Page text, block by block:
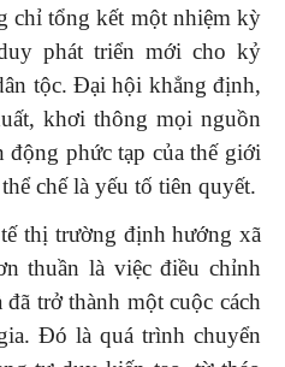
chỉ tổng kết một nhiệm kỳ
phát triển mới cho kỷ
tộc. Đại hội khẳng định,
khơi thông mọi nguồn
phức tạp của thế giới
chế là yếu tố tiên quyết.
thị trường định hướng xã
thuần là việc điều chỉnh
trở thành một cuộc cách
Đó là quá trình chuyển